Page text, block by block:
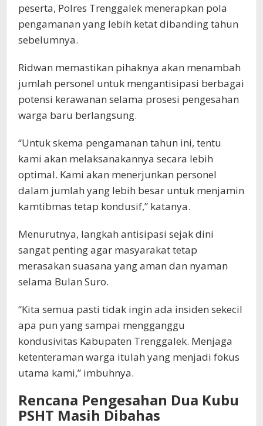
peserta, Polres Trenggalek menerapkan pola
pengamanan yang lebih ketat dibanding tahun
sebelumnya.
Ridwan memastikan pihaknya akan menambah
jumlah personel untuk mengantisipasi berbagai
potensi kerawanan selama prosesi pengesahan
warga baru berlangsung.
“Untuk skema pengamanan tahun ini, tentu
kami akan melaksanakannya secara lebih
optimal. Kami akan menerjunkan personel
dalam jumlah yang lebih besar untuk menjamin
kamtibmas tetap kondusif,” katanya.
Menurutnya, langkah antisipasi sejak dini
sangat penting agar masyarakat tetap
merasakan suasana yang aman dan nyaman
selama Bulan Suro.
“Kita semua pasti tidak ingin ada insiden sekecil
apa pun yang sampai mengganggu
kondusivitas Kabupaten Trenggalek. Menjaga
ketenteraman warga itulah yang menjadi fokus
utama kami,” imbuhnya.
Rencana Pengesahan Dua Kubu
PSHT Masih Dibahas